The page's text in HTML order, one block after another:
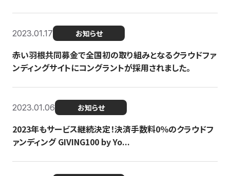
2023.01.17 お知らせ
赤い羽根共同募金で全国初の取り組みとなるクラウドファ
ンディングサイトにコングラントが採用されました。
2023.01.06 お知らせ
2023年もサービス継続決定！決済手数料0％のクラウドフ
ァンディング GIVING100 by Yo...